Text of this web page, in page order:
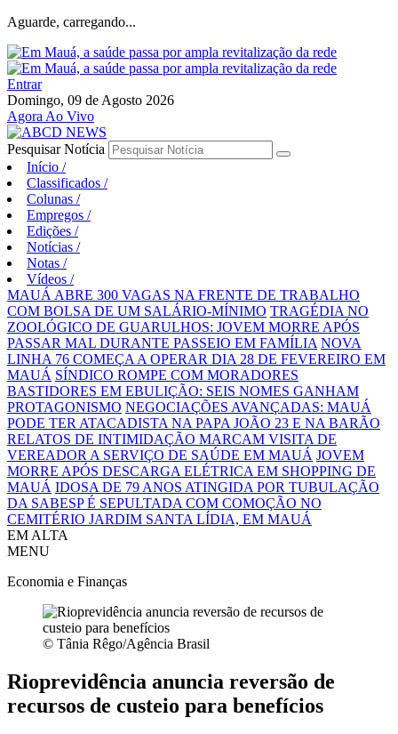
Aguarde, carregando...
Entrar
Domingo, 09 de Agosto 2026
Agora Ao Vivo
Pesquisar Notícia
Início /
Classificados /
Colunas /
Empregos /
Edições /
Notícias /
Notas /
Vídeos /
MAUÁ ABRE 300 VAGAS NA FRENTE DE TRABALHO
COM BOLSA DE UM SALÁRIO-MÍNIMO TRAGÉDIA NO
ZOOLÓGICO DE GUARULHOS: JOVEM MORRE APÓS
PASSAR MAL DURANTE PASSEIO EM FAMÍLIA NOVA
LINHA 76 COMEÇA A OPERAR DIA 28 DE FEVEREIRO EM
MAUÁ SÍNDICO ROMPE COM MORADORES
BASTIDORES EM EBULIÇÃO: SEIS NOMES GANHAM
PROTAGONISMO NEGOCIAÇÕES AVANÇADAS: MAUÁ
PODE TER ATACADISTA NA PAPA JOÃO 23 E NA BARÃO
RELATOS DE INTIMIDAÇÃO MARCAM VISITA DE
VEREADOR A SERVIÇO DE SAÚDE EM MAUÁ JOVEM
MORRE APÓS DESCARGA ELÉTRICA EM SHOPPING DE
MAUÁ IDOSA DE 79 ANOS ATINGIDA POR TUBULAÇÃO
DA SABESP É SEPULTADA COM COMOÇÃO NO
CEMITÉRIO JARDIM SANTA LÍDIA, EM MAUÁ
EM ALTA
MENU
Economia e Finanças
© Tânia Rêgo/Agência Brasil
Rioprevidência anuncia reversão de
recursos de custeio para benefícios